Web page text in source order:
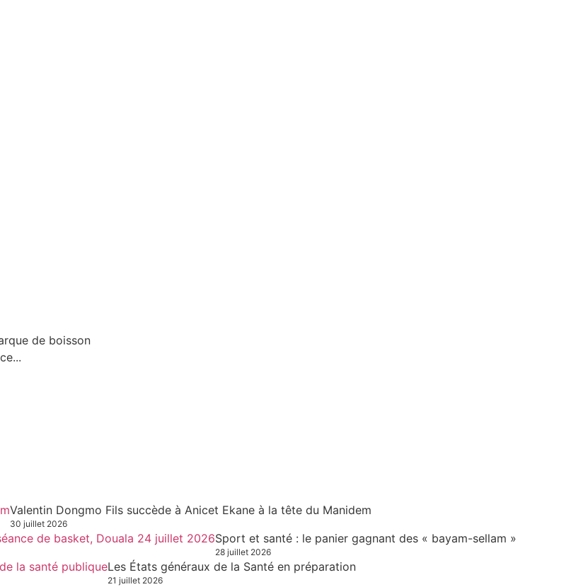
de boisson
Valentin Dongmo Fils succède à Anicet Ekane à la tête du Manidem
30 juillet 2026
Sport et santé : le panier gagnant des « bayam-sellam »
28 juillet 2026
Les États généraux de la Santé en préparation
21 juillet 2026